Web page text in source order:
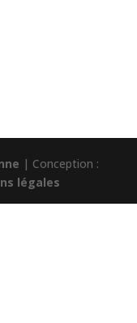
| Conception :
légales